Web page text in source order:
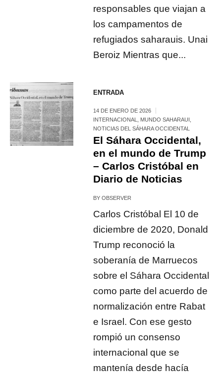
responsables que viajan a
los campamentos de
refugiados saharauis. Unai
Beroiz Mientras que...
ENTRADA
14 DE ENERO DE 2026
INTERNACIONAL
MUNDO SAHARAUI
NOTICIAS DEL SÁHARA OCCIDENTAL
El Sáhara Occidental,
en el mundo de Trump
– Carlos Cristóbal en
Diario de Noticias
BYOBSERVER
Carlos Cristóbal El 10 de
diciembre de 2020, Donald
Trump reconoció la
soberanía de Marruecos
sobre el Sáhara Occidental
como parte del acuerdo de
normalización entre Rabat
e Israel. Con ese gesto
rompió un consenso
internacional que se
mantenía desde hacía